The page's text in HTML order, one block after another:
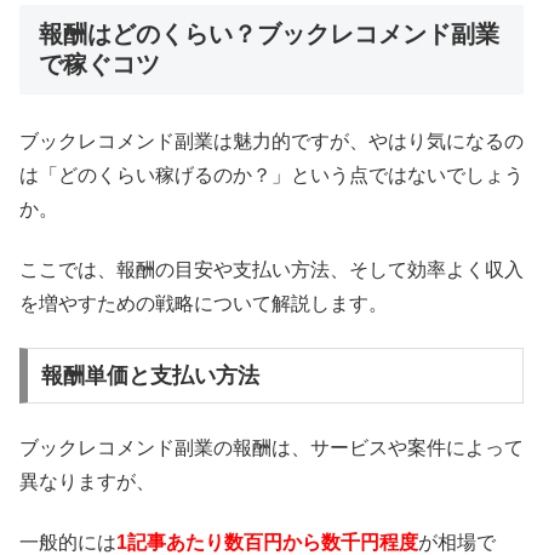
報酬はどのくらい？ブックレコメンド副業
で稼ぐコツ
ブックレコメンド副業は魅力的ですが、やはり気になるの
は「どのくらい稼げるのか？」という点ではないでしょう
か。
ここでは、報酬の目安や支払い方法、そして効率よく収入
を増やすための戦略について解説します。
報酬単価と支払い方法
ブックレコメンド副業の報酬は、サービスや案件によって
異なりますが、
一般的には1記事あたり数百円から数千円程度が相場で